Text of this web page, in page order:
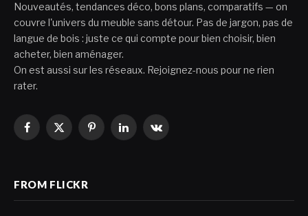
Nouveautés, tendances déco, bons plans, comparatifs — on
couvre l'univers du meuble sans détour. Pas de jargon, pas de
langue de bois : juste ce qui compte pour bien choisir, bien
acheter, bien aménager.
On est aussi sur les réseaux. Rejoignez-nous pour ne rien
rater.
Facebook
X
PinterestLinkedInVKontakte
FROM FLICKR